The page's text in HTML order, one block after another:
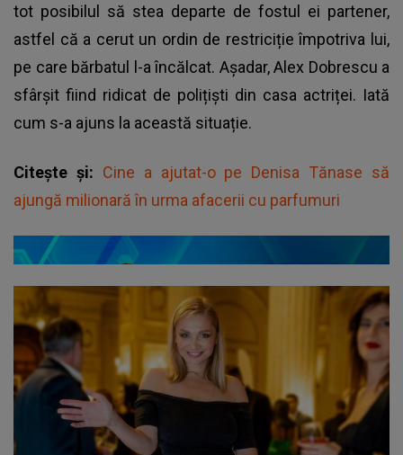
tot posibilul să stea departe de fostul ei partener,
astfel că a cerut un ordin de restriciție împotriva lui,
pe care bărbatul l-a încălcat. Așadar,Alex Dobrescu a
sfârșit fiind ridicat de polițiști din casa actriței. Iată
cum s-a ajuns la această situație.
Citește și: Cine a ajutat-o pe Denisa Tănase să
ajungă milionară în urma afacerii cu parfumuri